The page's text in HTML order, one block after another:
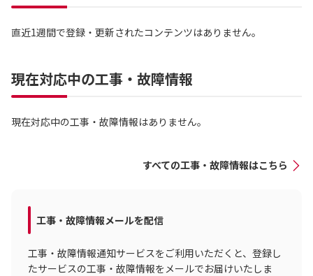
直近1週間で登録・更新されたコンテンツはありません。
現在対応中の工事・故障情報
現在対応中の工事・故障情報はありません。
すべての工事・故障情報はこちら
工事・故障情報メールを配信
工事・故障情報通知サービスをご利用いただくと、登録し
たサービスの工事・故障情報をメールでお届けいたしま